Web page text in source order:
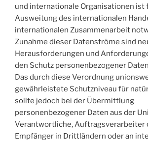
und internationale Organisationen ist
Ausweitung des internationalen
internationalen Zusammenarbeit
Zunahme dieser Datenströme sind
Herausforderungen und
den Schutz personenbezogener
Das durch diese Verordnung
gewährleistete Schutzniveau für
sollte jedoch bei der Übermittlung
personenbezogener Daten aus der
Verantwortliche, Auftragsverarbeiter
Empfänger in Drittländern oder an